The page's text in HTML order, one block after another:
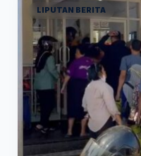
LIPUTAN BERITA